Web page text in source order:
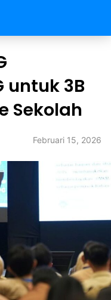
untuk 3B
Sekolah
Februari 15, 2026